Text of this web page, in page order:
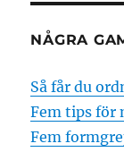
NÅGRA
Så får du
Fem tips för
Fem